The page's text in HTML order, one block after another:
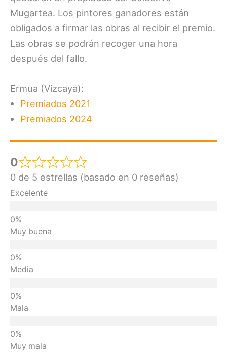
Mugartea. Los pintores ganadores están
obligados a firmar las obras al recibir el premio.
Las obras se podrán recoger una hora
después del fallo.
Ermua (Vizcaya):
Premiados 2021
Premiados 2024
0
0 de 5 estrellas (basado en 0 reseñas)
Excelente
Muy buena
Media
Mala
Muy mala